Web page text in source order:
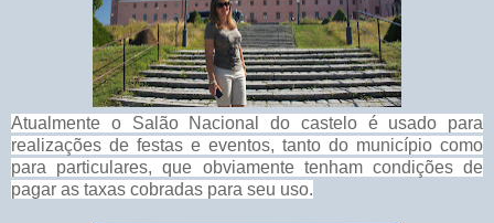
Atualmente o Salão Nacional do castelo é usado para
realizações de festas e eventos, tanto do município como
para particulares, que obviamente tenham condições de
pagar as taxas cobradas para seu uso.